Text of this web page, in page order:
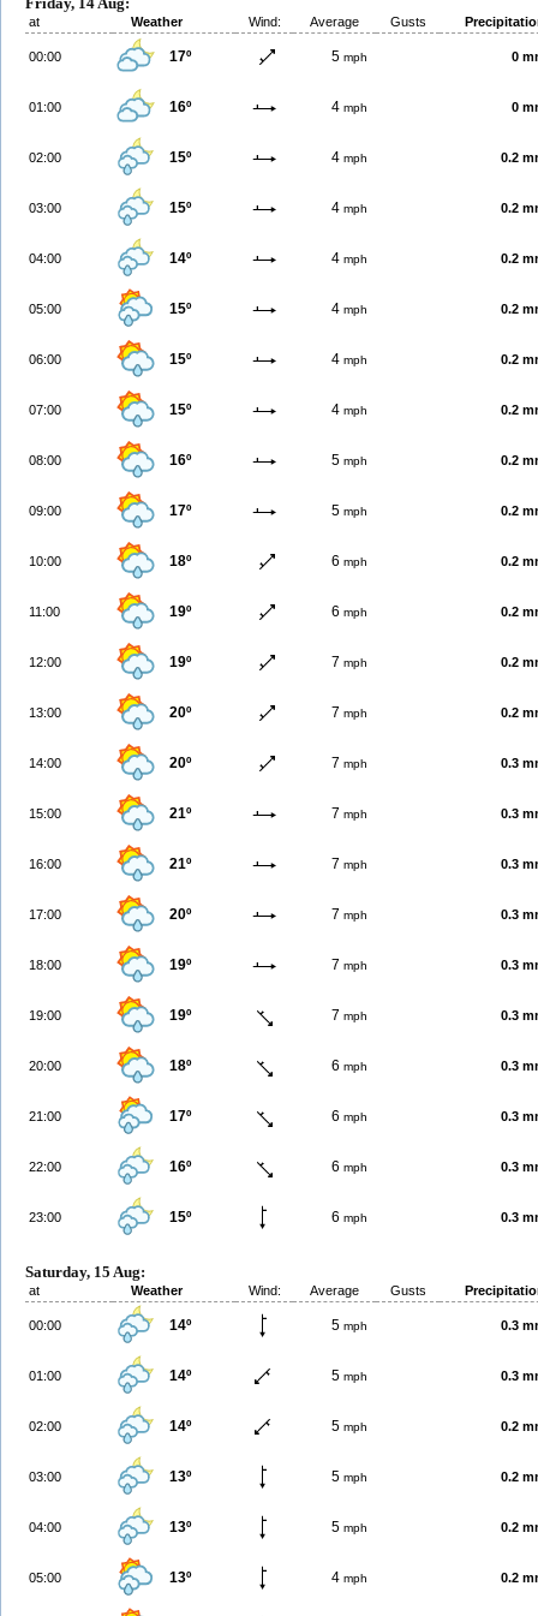
at Weather Wind: Average Gusts
00:00 17º 5 mph 0
01:00 16º 4 mph 0
02:00 15º 4 mph 0.2
03:00 15º 4 mph 0.2
04:00 14º 4 mph 0.2
05:00 15º 4 mph 0.2
06:00 15º 4 mph 0.2
07:00 15º 4 mph 0.2
08:00 16º 5 mph 0.2
09:00 17º 5 mph 0.2
10:00 18º 6 mph 0.2
11:00 19º 6 mph 0.2
12:00 19º 7 mph 0.2
13:00 20º 7 mph 0.2
14:00 20º 7 mph 0.3
15:00 21º 7 mph 0.3
16:00 21º 7 mph 0.3
17:00 20º 7 mph 0.3
18:00 19º 7 mph 0.3
19:00 19º 7 mph 0.3
20:00 18º 6 mph 0.3
21:00 17º 6 mph 0.3
22:00 16º 6 mph 0.3
23:00 15º 6 mph 0.3
Saturday, 15 Aug:
at Weather Wind: Average Gusts
00:00 14º 5 mph 0.3
01:00 14º 5 mph 0.3
02:00 14º 5 mph 0.2
03:00 13º 5 mph 0.2
04:00 13º 5 mph 0.2
05:00 13º 4 mph 0.2